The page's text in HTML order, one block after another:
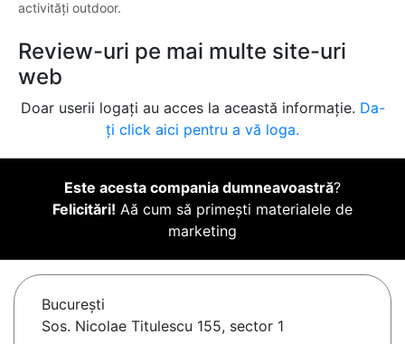
activități outdoor.
Review-uri pe mai multe site-uri
web
Doar userii logați au acces la această informație. Da-
ți click aici pentru a vă loga.
Este acesta compania dumneavoastră?
Felicitări! Aă cum să primești materialele de
marketing
Bucureşti
Sos. Nicolae Titulescu 155, sector 1